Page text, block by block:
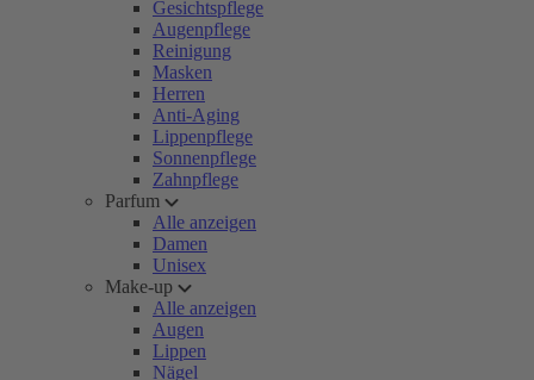
Gesichtspflege
Augenpflege
Reinigung
Masken
Herren
Anti-Aging
Lippenpflege
Sonnenpflege
Zahnpflege
Parfum
Alle anzeigen
Damen
Unisex
Make-up
Alle anzeigen
Augen
Lippen
Nägel